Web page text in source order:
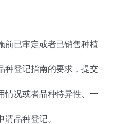
前已审定或者已销售种植
种登记指南的要求，提交
情况或者品种特异性、一
品种登记。